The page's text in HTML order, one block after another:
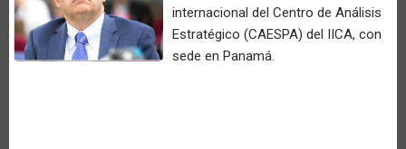
internacional del Centro de Análisis
Estratégico (CAESPA) del IICA, con
sede en Panamá.